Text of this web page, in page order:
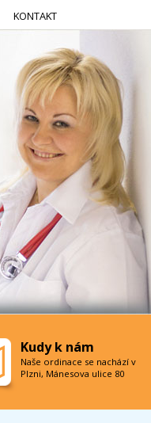
KONTAKT
Kudy k nám
Naše ordinace se nachází v
Plzni, Mánesova ulice 80